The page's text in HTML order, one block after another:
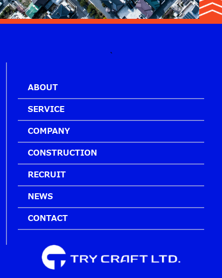
`
ABOUT
SERVICE
COMPANY
CONSTRUCTION
RECRUIT
NEWS
CONTACT